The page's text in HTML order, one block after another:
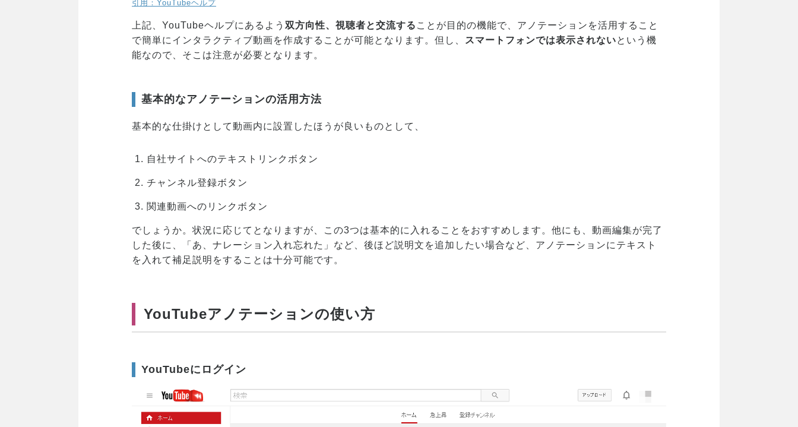
引用：YouTubeヘルプ
上記、YouTubeヘルプにあるよう 双方向性、視聴者と交流する ことが目的の機能で、アノテーションを活用すること
で簡単にインタラクティブ動画を作成することが可能となります。但し、
スマートフォンでは表示されないという機
能なので、そこは注意が必要となります。
基本的なアノテーションの活用方法
基本的な仕掛けとして動画内に設置したほうが良いものとして、
自社サイトへのテキストリンクボタン
チャンネル登録ボタン
関連動画へのリンクボタン
でしょうか。状況に応じてとなりますが、この3つは基本的に入れることをおすすめします。他にも、動画編集が完了
した後に、「あ、ナレーション入れ忘れた」など、後ほど説明文を追加したい場合など、アノテーションにテキスト
を入れて補足説明をすることは十分可能です。
YouTubeアノテーションの使い方
YouTubeにログイン